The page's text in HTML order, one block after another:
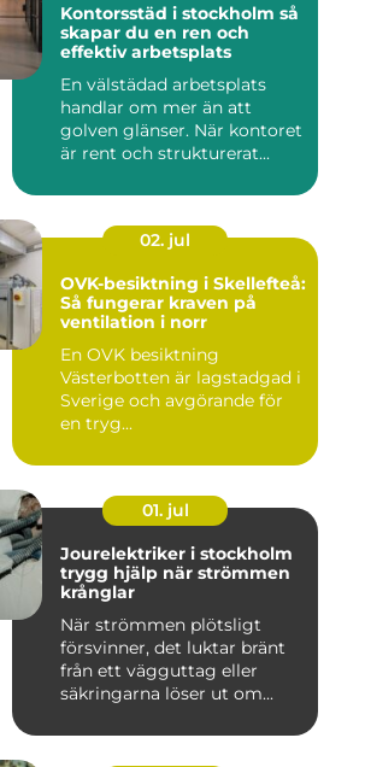
Kontorsstäd i stockholm så
skapar du en ren och
effektiv arbetsplats
En välstädad arbetsplats
handlar om mer än att
golven glänser. När kontoret
är rent och strukturerat...
02. jul
OVK-besiktning i Skellefteå:
Så fungerar kraven på
ventilation i norr
En OVK besiktning
Västerbotten är lagstadgad i
Sverige och avgörande för
en tryg...
01. jul
Jourelektriker i stockholm
trygg hjälp när strömmen
krånglar
När strömmen plötsligt
försvinner, det luktar bränt
från ett vägguttag eller
säkringarna löser ut om...